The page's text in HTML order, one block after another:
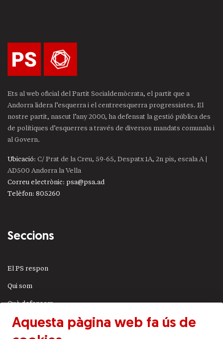
Ets al web oficial del Partit Socialdemòcrata, el partit que a
Andorra lidera l’esquerra i el centreesquerra progressistes. El
nostre partit, nascut l’any 2000, ha defensat la gestió pública des
de polítiques d’esquerres a través de diversos mandats comunals i
al Govern.
Ubicació: C/ Prat de la Creu, 59-65, Despatx 1A, 2n pis, escala A |
AD500 Andorra la Vella
Correu electrònic: psa@psa.ad
Telèfon: 805260
Seccions
El PS respon
Qui som
Què defensem
Actualitat
Aquesta pàgina web fa ús de